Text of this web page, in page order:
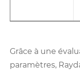
Grâce à une
paramètres,